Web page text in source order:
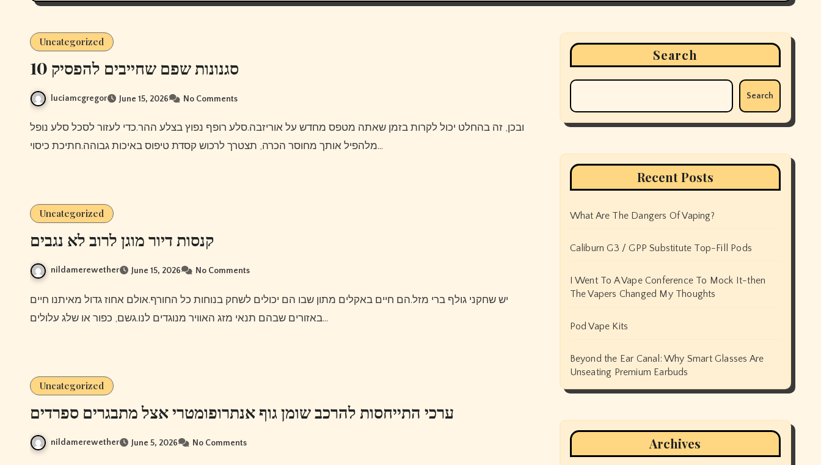
Uncategorized
10 סגנונות שפם שחייבים להפסיק
luciamcgregor June 15, 2026 No Comments
ובכן, זה בהחלט יכול לקרות בזמן שאתה מטפס מחדש על אוריזבה.סלע רופף נפוץ בצלע ההר.כדי לעזור לסכל סלע נופל
מלהפיל אותך מחוסר הכרה, תצטרך לרכוש קסדת טיפוס באיכות גבוהה.חתיכת כיסוי…
Uncategorized
קנסות דיור מוגן לרוב לא נגבים
nildamerewether June 15, 2026 No Comments
יש שחקני גולף ברי מזל.הם חיים באקלים מתון שבו הם יכולים לשחק בנוחות כל החורף.אולם אחוז גדול מאיתנו חיים
באזורים שבהם תנאי מזג האוויר מנוגדים לנו.גשם, כפור או שלג עלולים…
Uncategorized
ערכי התייחסות להרכב שומן גוף אנתרופומטרי אצל מתבגרים ספרדים
nildamerewether June 5, 2026 No Comments
Search
Search
Recent Posts
What Are The Dangers Of Vaping?
Caliburn G3 / GPP Substitute Top-Fill Pods
I Went To A Vape Conference To Mock It-then
The Vapers Changed My Thoughts
Pod Vape Kits
Beyond the Ear Canal: Why Smart Glasses Are
Unseating Premium Earbuds
Archives